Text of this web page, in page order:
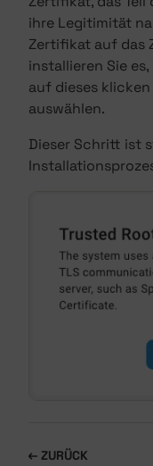
ihre Legitimität
Zertifikat auf das
installieren Sie
auf dieses
auswählen.
Dieser Schritt ist
ZURÜCK